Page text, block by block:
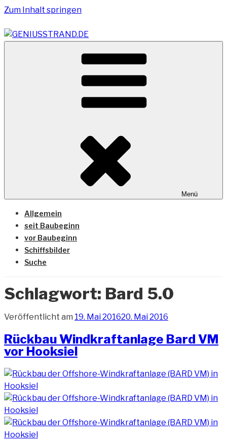
Zum Inhalt springen
GENIUSSTRAND.DE
Vom Geniusstrand zum JadeWeserPort/Container
Terminal Wilhelmshaven
Menü
Allgemein
seit Baubeginn
vor Baubeginn
Schiffsbilder
Suche
Schlagwort: Bard 5.0
Veröffentlicht am 19. Mai 201620. Mai 2016
Rückbau Windkraftanlage Bard VM
vor Hooksiel